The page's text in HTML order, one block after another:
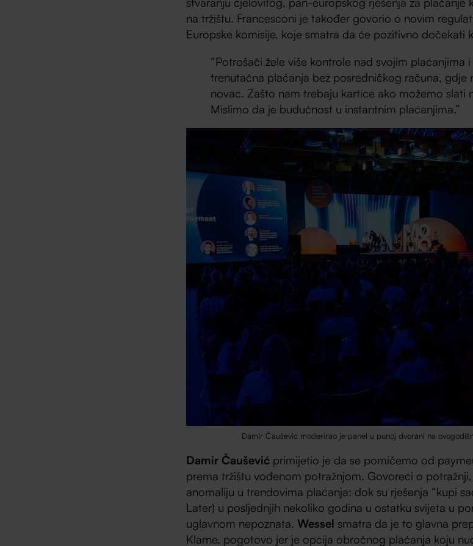
na tržištu. Francesconi je također govorio o novim
Europske komisije, koje smatra da će pozitivno dočekati
“Potrošači žele više kontrole nad svojim plaćanjima
trenutačna plaćanja bez posredničkog računa, gdje
novac. Zašto nam trebaju kartice ako možemo slati
Mislimo da je budućnost u instantnim plaćanjima.”
Damir Čaušević moderirao je panel u punoj dvorani na
Damir Čaušević primijetio je da se pomičemo od
prema tržištu vođenom potražnjom. Govoreći o
anomaliju u trendovima plaćanja: dok su rješenja “kupi
Later) u posljednjih nekoliko godina u ostatku svijeta u
uglavnom nepoznata.Wessel smatra da je to glavna
Klarne, pogotovo jer je opcija obročnog plaćanja koju